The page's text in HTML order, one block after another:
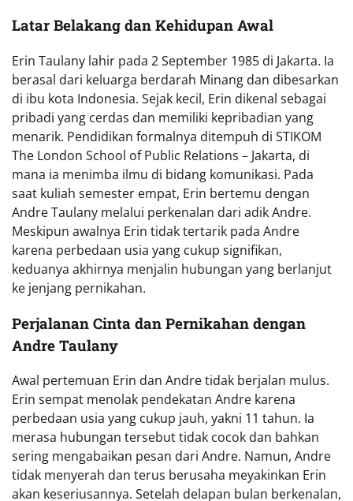
Latar Belakang dan Kehidupan Awal
Erin Taulany lahir pada 2 September 1985 di Jakarta. Ia
berasal dari keluarga berdarah Minang dan dibesarkan
di ibu kota Indonesia. Sejak kecil, Erin dikenal sebagai
pribadi yang cerdas dan memiliki kepribadian yang
menarik. Pendidikan formalnya ditempuh di STIKOM
The London School of Public Relations – Jakarta, di
mana ia menimba ilmu di bidang komunikasi. Pada
saat kuliah semester empat, Erin bertemu dengan
Andre Taulany melalui perkenalan dari adik Andre.
Meskipun awalnya Erin tidak tertarik pada Andre
karena perbedaan usia yang cukup signifikan,
keduanya akhirnya menjalin hubungan yang berlanjut
ke jenjang pernikahan.
Perjalanan Cinta dan Pernikahan dengan
Andre Taulany
Awal pertemuan Erin dan Andre tidak berjalan mulus.
Erin sempat menolak pendekatan Andre karena
perbedaan usia yang cukup jauh, yakni 11 tahun. Ia
merasa hubungan tersebut tidak cocok dan bahkan
sering mengabaikan pesan dari Andre. Namun, Andre
tidak menyerah dan terus berusaha meyakinkan Erin
akan keseriusannya. Setelah delapan bulan berkenalan,